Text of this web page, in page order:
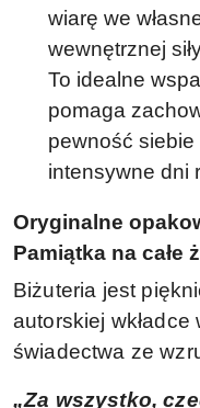
wiarę we
wewnętrznej
To idealne
pomaga
pewność
intensywne dni
Oryginalne
Pamiątka na całe
Biżuteria jest
autorskiej
świadectwa ze
„Za wszystko,